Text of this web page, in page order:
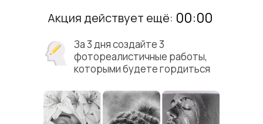
За 3 дня создайте 3
фотореалистичные работы,
которыми будете гордиться
Акция действует ещё: 00:00